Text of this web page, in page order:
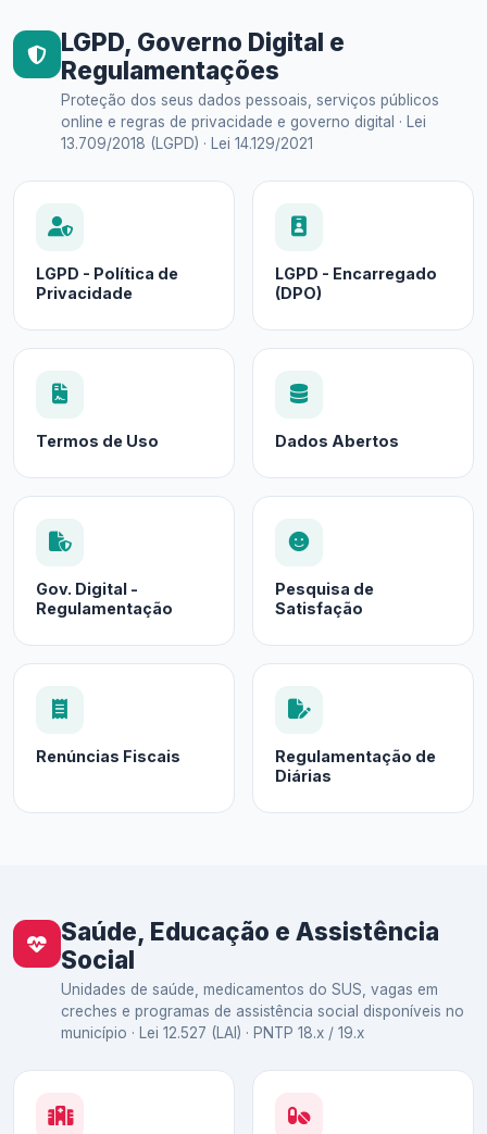
LGPD, Governo Digital e
Regulamentações
Proteção dos seus dados pessoais, serviços públicos
online e regras de privacidade e governo digital · Lei
13.709/2018 (LGPD) · Lei 14.129/2021
LGPD - Política de
Privacidade
LGPD - Encarregado
(DPO)
Termos de Uso Dados Abertos
Gov. Digital -
Regulamentação
Pesquisa de
Satisfação
Renúncias Fiscais
Regulamentação de
Diárias
Saúde, Educação e Assistência
Social
Unidades de saúde, medicamentos do SUS, vagas em
creches e programas de assistência social disponíveis no
município · Lei 12.527 (LAI) · PNTP 18.x / 19.x